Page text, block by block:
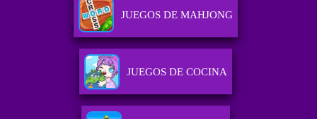
JUEGOS DE MAHJONG
JUEGOS DE COCINA